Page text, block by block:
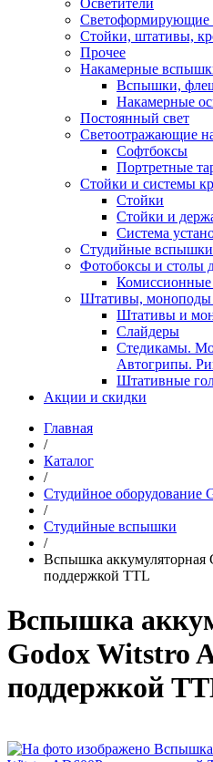
Осветители
Светоформирующие
Стойки, штативы,
Прочее
Накамерные
Вспышки,
Накамерные
Постоянный свет
Светоотражающие
Софтбоксы
Портретные
Стойки и системы
Стойки
Стойки и
Система
Студийные вспышки
Фотобоксы и столы
Штативы, моноподы
Штативы и
Слайдеры
Стедикамы.
Автогрипы.
Штативные
Акции и скидки
Главная
/
Каталог
/
Студийное оборудование
/
Студийные вспышки
/
Вспышка аккумуляторная
поддержкой TTL
Вспышка
Godox Witstro
поддержкой